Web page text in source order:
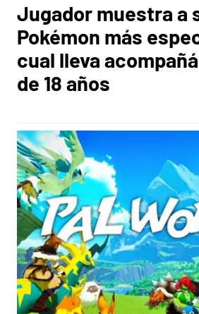
Jugador muestra a
Pokémon más
cual lleva
de 18 años